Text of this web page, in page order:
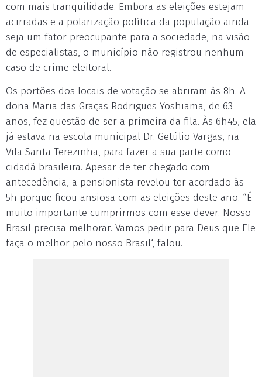
com mais tranquilidade. Embora as eleições estejam
acirradas e a polarização política da população ainda
seja um fator preocupante para a sociedade, na visão
de especialistas, o município não registrou nenhum
caso de crime eleitoral.
Os portões dos locais de votação se abriram às 8h. A
dona Maria das Graças Rodrigues Yoshiama, de 63
anos, fez questão de ser a primeira da fila. Às 6h45, ela
já estava na escola municipal Dr. Getúlio Vargas, na
Vila Santa Terezinha, para fazer a sua parte como
cidadã brasileira. Apesar de ter chegado com
antecedência, a pensionista revelou ter acordado às
5h porque ficou ansiosa com as eleições deste ano. “É
muito importante cumprirmos com esse dever. Nosso
Brasil precisa melhorar. Vamos pedir para Deus que Ele
faça o melhor pelo nosso Brasil‘, falou.